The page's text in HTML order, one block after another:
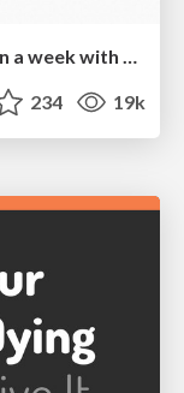
Build your cross-platform service in a week with App Engine
234 19k